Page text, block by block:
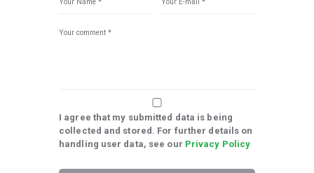
I agree that my submitted data is being
collected and stored. For further details on
handling user data, see our Privacy Policy